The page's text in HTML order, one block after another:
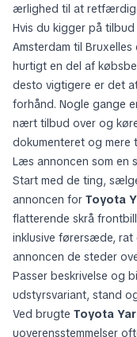
ærlighed til at
Hvis du kigger på
Amsterdam til
hurtigt en del af
desto vigtigere er det
forhånd. Nogle gange
nært tilbud over og
dokumenteret og
Læs annoncen som en
Start med de ting,
annoncen for Toyota
flatterende skrå
inklusive førersæde, rat
annoncen de steder
Passer beskrivelse og
udstyrsvariant, stand
Ved brugte Toyota
uoverensstemmelser